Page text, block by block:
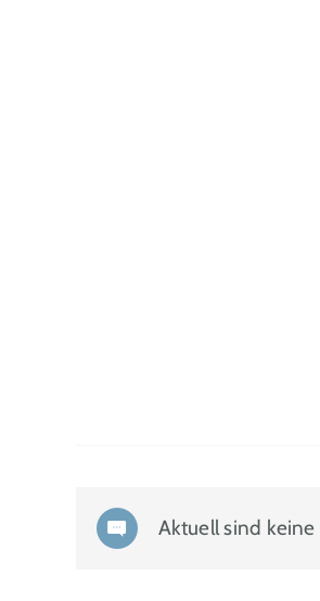
Aktuell sind